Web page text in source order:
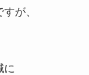
が、
に